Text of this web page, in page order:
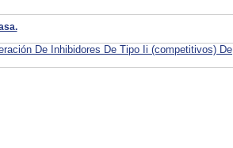
De Inhibidores De Tipo Ii (competitivos) De